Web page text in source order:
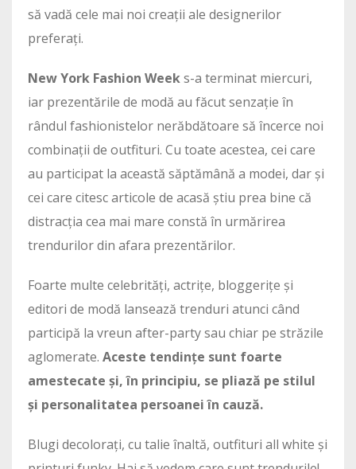
să vadă cele mai noi creații ale designerilor
preferați.
New York Fashion Weeks-a terminat miercuri,
iar prezentările de modă au făcut senzație în
rândul fashionistelor nerăbdătoare să încerce noi
combinații de outfituri. Cu toate acestea, cei care
au participat la această săptămână a modei, dar și
cei care citesc articole de acasă știu prea bine că
distracția cea mai mare constă în urmărirea
trendurilor din afara prezentărilor.
Foarte multe celebrități, actrițe, bloggerițe și
editori de modă lansează trenduri atunci când
participă la vreun after-party sau chiar pe străzile
aglomerate. Aceste tendințe sunt foarte
amestecate și, în principiu, se pliază pe stilul
și personalitatea persoanei în cauză.
Blugi decolorați, cu talie înaltă, outfituri all white și